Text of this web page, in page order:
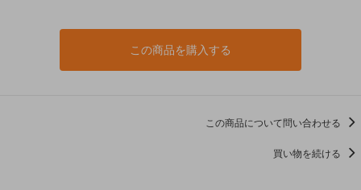
この商品を購入する
この商品について問い合わせる
買い物を続ける